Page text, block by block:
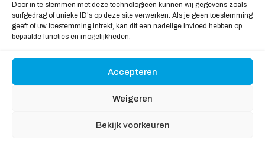
Door in te stemmen met deze technologieën kunnen wij gegevens zoals
surfgedrag of unieke ID's op deze site verwerken. Als je geen toestemming
geeft of uw toestemming intrekt, kan dit een nadelige invloed hebben op
bepaalde functies en mogelijkheden.
Accepteren
Weigeren
Bekijk voorkeuren
Mijn account
Winkelwagen
Wij Accepteren: